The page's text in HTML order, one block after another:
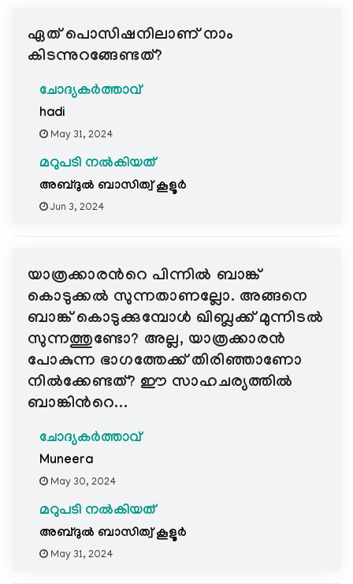
ഏത് പൊസിഷനിലാണ് നാം
കിടന്നുറങ്ങേണ്ടത്?
ചോദ്യകർത്താവ്
hadi
May 31, 2024
മറുപടി നൽകിയത്
അബ്ദുല്‍ ബാസിത്വ് കൂളൂര്‍
Jun 3, 2024
യാത്രക്കാരന്‍റെ പിന്നിൽ ബാങ്ക്
കൊടുക്കൽ സുന്നതാണല്ലോ. അങ്ങനെ
ബാങ്ക് കൊടുക്കുമ്പോൾ ഖിബ്ലക്ക് മുന്നിടൽ
സുന്നത്തുണ്ടോ? അല്ല, യാത്രക്കാരൻ
പോകുന്ന ഭാഗത്തേക്ക്‌ തിരിഞ്ഞാണോ
നിൽക്കേണ്ടത്? ഈ സാഹചര്യത്തിൽ
ബാങ്കിന്‍റെ...
ചോദ്യകർത്താവ്
Muneera
May 30, 2024
മറുപടി നൽകിയത്
അബ്ദുല്‍ ബാസിത്വ് കൂളൂര്‍
May 31, 2024